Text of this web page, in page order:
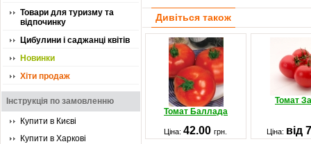
Товари для туризму та
відпочинку
Цибулини і саджанці квітів
Новинки
Хіти продаж
Інструкція по замовленню
Купити в Києві
Купити в Харкові
Дивіться також
Томат Баллада
Томат
Ціна:42.00грн. Ціна: від